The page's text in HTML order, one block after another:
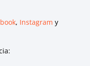
, Instagram y